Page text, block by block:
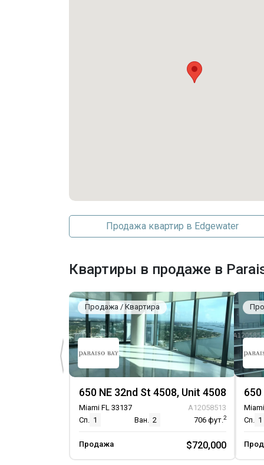
Микроволновая печь
Barbecue
PicnicArea
Бассейн
Сауна
TennisCourts
Парковка
Парковка на одно место
Консьерж на парковке
Автоматические ворота
Продажа квартир в Edgewater
Квартиры в продаже в
Продажа / Квартира
650 NE 32nd St 4508, Unit 4508
Miami FL 33137
A12058513
Сп. 1 Ван. 2 706 фут.2
Продажа $720,000
650
Сп. 1